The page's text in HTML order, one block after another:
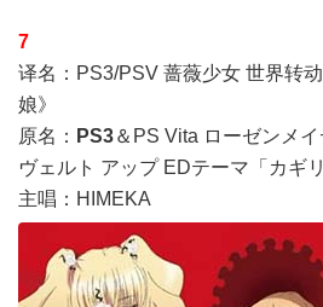
7
译名：PS3/PSV 蔷薇少女 世界转
娘》
原名： PS3＆PS Vita ローゼンメ
ヴェルト アップ EDテーマ「カギ
主唱：HIMEKA